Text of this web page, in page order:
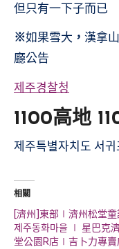
但只有一下子而已
※如果雪大 ， 漢拿
廳公告
제주경찰청
1100高地
제주특별자치도 서
相關
[濟州]東部∣濟州松堂童話村
제주동화마을 ∣ 星巴克
堂公園R店∣吉卜力專賣